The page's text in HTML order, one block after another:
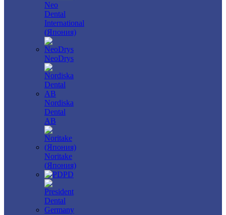
Neo
Dental
International
(Япония)
NeoDrys
Nordiska
Dental
AB
Noritake
(Япония)
PD